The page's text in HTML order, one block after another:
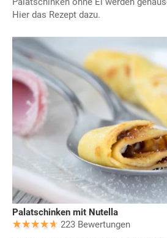
Hier das Rezept dazu.
Palatschinken mit Nutella
223 Bewertungen